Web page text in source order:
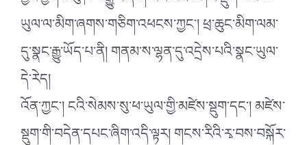
ཡུལ་ལ་མིག་ཞགས་གཅིག་འཕངས་ཀྱང༌། ཕྲ་ཆུང་མིག་ལམ་
དུ་སྣང་རྒྱུ་ཡོད་པ་ནི། གནམ་ས་ལྷན་དུ་འདྲེས་པའི་སྣང་ཡུལ་
དེ་རེད།
འོན་ཀྱང༌། ངའི་སེམས་སུ་ཕ་ཡུལ་གྱི་མཛེས་སྡུག་དང༌། མཛེས་
སྡུག་གི་བདེན་དཔང་ཞིག་འདི་ལྟར། གངས་རིའི་རྭ་བས་བསྐོར་